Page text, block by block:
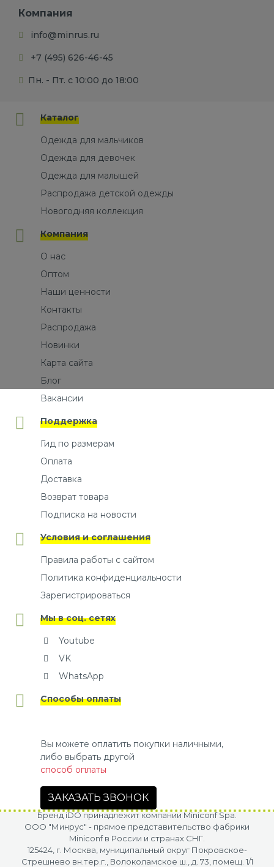
Компания
info@minrus.ru
+7 (495) 626-46-45
Пн. - Пт. с 10:00 до 18:00
Каталог
Одежда для мальчиков
Одежда для девочек
Одежда для малышей
Распродажа детской одежды
Новогодняя коллекция
Компания
О нас
Оптом
Наши ценности
Контакты
Распродажа
Новинки
Карта сайта
Блог
Вакансии
Поддержка
Гид по размерам
Оплата
Доставка
Возврат товара
Подписка на новости
Условия и соглашения
Правила работы с сайтом
Политика конфиденциальности
Зарегистрироваться
Мы в соц. сетях
Youtube
VK
WhatsApp
Способы оплаты
Вы можете оплатить покупки наличными,
либо выбрать другой
способ оплаты
ЗАКАЗАТЬ ЗВОНОК
Бренд iDO принадлежит компании Miniconf Spa.
OOO "Минрус" - прямое представительство фабрики
Miniconf в России и странах СНГ.
125424, г. Москва, муниципальный округ Покровское-
Стрешнево вн.тер.г., Волоколамское ш., д. 73, помещ. 1/1